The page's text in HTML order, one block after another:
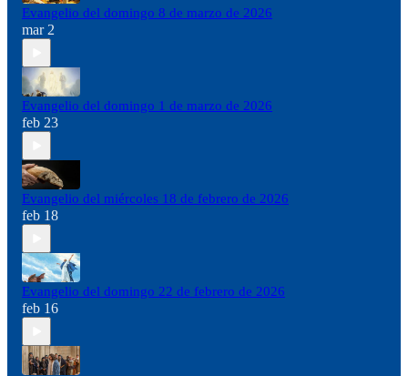
Evangelio del domingo 8 de marzo de 2026
mar 2
Evangelio del domingo 1 de marzo de 2026
feb 23
Evangelio del miércoles 18 de febrero de 2026
feb 18
Evangelio del domingo 22 de febrero de 2026
feb 16